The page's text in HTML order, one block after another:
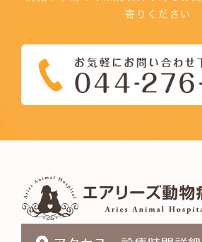
寄りください